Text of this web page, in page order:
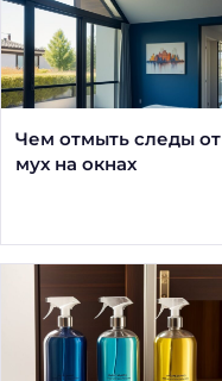
Чем отмыть следы от
мух на окнах